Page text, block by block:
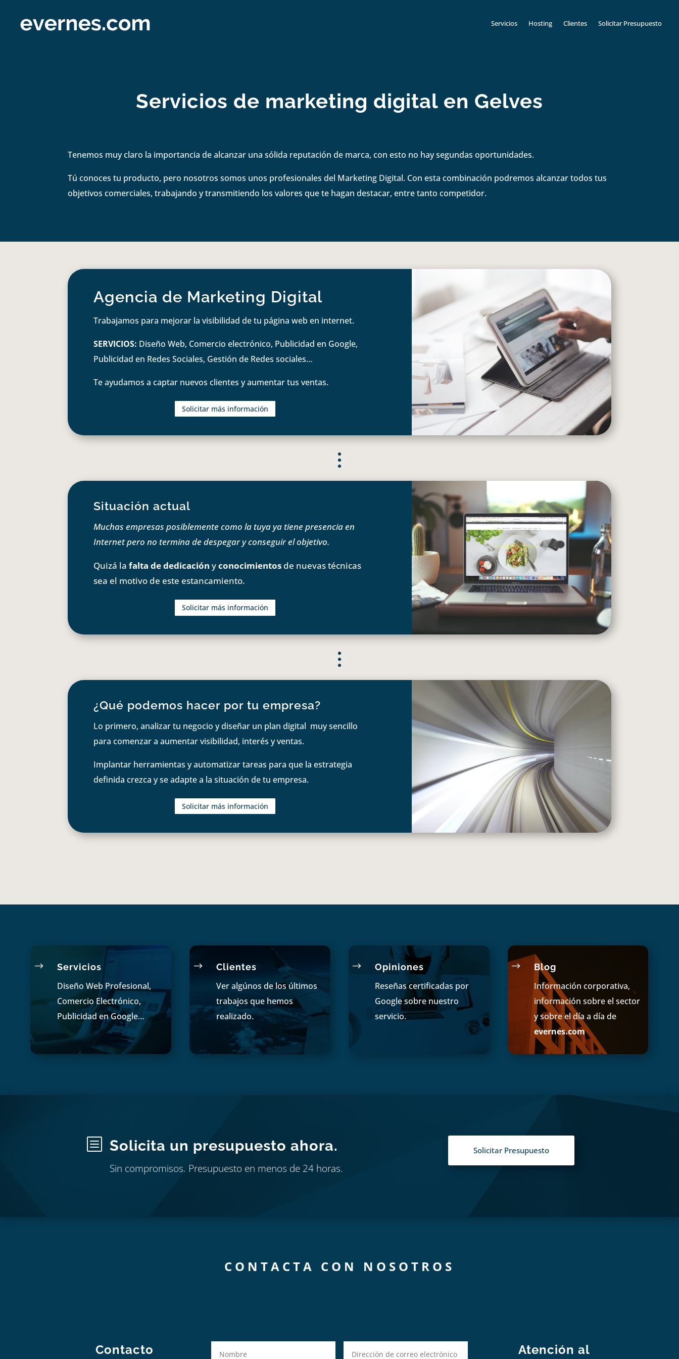
Servicios Hosting Clientes Solicitar Presupuesto
Servicios de marketing digital en Gelves
Tenemos muy claro la importancia de alcanzar una sólida reputación de marca, con esto no hay segundas oportunidades.
Tú conoces tu producto, pero nosotros somos unos profesionales del Marketing Digital. Con esta combinación podremos alcanzar todos tus
objetivos comerciales, trabajando y transmitiendo los valores que te hagan destacar, entre tanto competidor.
Agencia de Marketing Digital
Trabajamos para mejorar la visibilidad de tu página web en internet.
SERVICIOS: Diseño Web, Comercio electrónico, Publicidad en Google,
Publicidad en Redes Sociales, Gestión de Redes sociales…
Te ayudamos a captar nuevos clientes y aumentar tus ventas.
Solicitar más información
Situación actual
Muchas empresas posiblemente como la tuya ya tiene presencia en
Internet pero no termina de despegar y conseguir el objetivo.
Quizá lafalta de dedicación yconocimientos de nuevas técnicas
sea el motivo de este estancamiento.
Solicitar más información
¿Qué podemos hacer por tu empresa?
Lo primero, analizar tu negocio y diseñar un plan digital muy sencillo
para comenzar a aumentar visibilidad, interés y ventas.
Implantar herramientas y automatizar tareas para que la estrategia
definida crezca y se adapte a la situación de tu empresa.
Solicitar más información
$ Servicios
Diseño Web Profesional,
Comercio Electrónico,
Publicidad en Google…
$ Clientes
Ver algúnos de los últimos
trabajos que hemos
realizado.
$ Opiniones
Reseñas certificadas por
Google sobre nuestro
servicio.
$ Blog
Información corporativa,
información sobre el sector
y sobre el día a día de
evernes.com
b Solicita un presupuesto ahora.
Sin compromisos. Presupuesto en menos de 24 horas.
Solicitar Presupuesto
CONTACTA CON NOSOTROS
Contacto
Atención al